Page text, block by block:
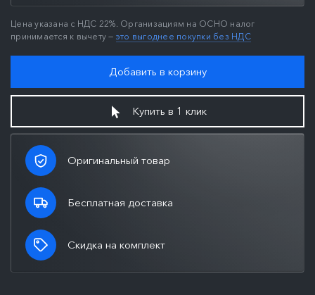
Цена указана с НДС 22%. Организациям на ОСНО налог
принимается к вычету — это выгоднее покупки без НДС
Добавить в корзину
Купить в 1 клик
Оригинальный товар
Бесплатная доставка
Скидка на комплект